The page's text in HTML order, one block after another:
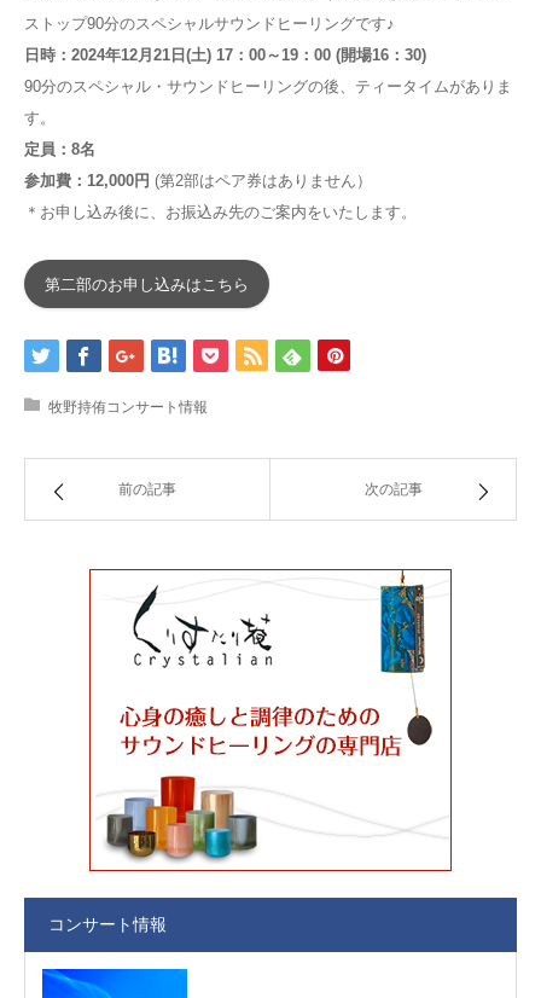
ストップ90分のスペシャルサウンドヒーリングです♪
日時：2024年12月21日(土) 17：00～19：00 (開場16：30)
90分のスペシャル・サウンドヒーリングの後、ティータイムがありま
す。
定員：8名
参加費：12,000円 (第2部はペア券はありません）
＊お申し込み後に、お振込み先のご案内をいたします。
第二部のお申し込みはこちら
牧野持侑コンサート情報
前の記事 次の記事
コンサート情報